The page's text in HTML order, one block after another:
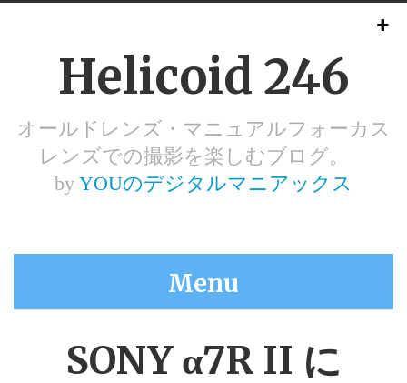
Helicoid 246
オールドレンズ・マニュアルフォーカス
レンズでの撮影を楽しむブログ。
by YOUのデジタルマニアックス
Menu
SONY α7R II に